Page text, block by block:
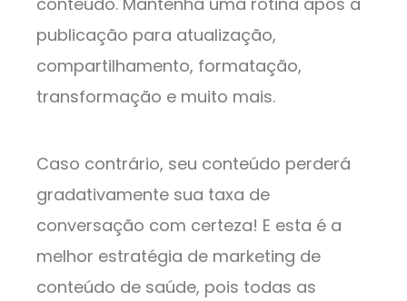
publicação para atualização,
compartilhamento, formatação,
transformação e muito mais.
Caso contrário, seu conteúdo perderá
gradativamente sua taxa de
conversação com certeza! E esta é a
melhor estratégia de marketing de
conteúdo de saúde, pois todas as